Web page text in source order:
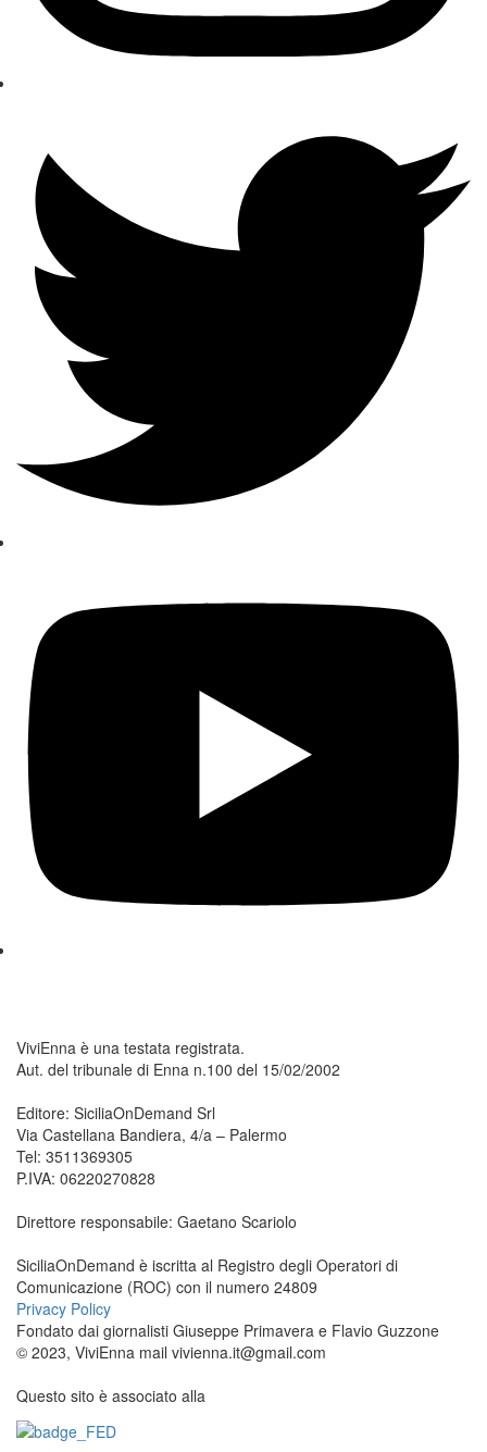
ViviEnna è una testata registrata.
Aut. del tribunale di Enna n.100 del 15/02/2002
Editore: SiciliaOnDemand Srl
Via Castellana Bandiera, 4/a – Palermo
Tel: 3511369305
P.IVA: 06220270828
Direttore responsabile: Gaetano Scariolo
SiciliaOnDemand è iscritta al Registro degli Operatori di
Comunicazione (ROC) con il numero 24809
Privacy Policy
Fondato dai giornalisti Giuseppe Primavera e Flavio Guzzone
© 2023, ViviEnna mail vivienna.it@gmail.com
Questo sito è associato alla